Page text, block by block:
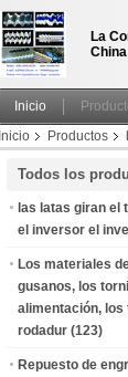
La
Inicio
Inicio
Productos
Todos los
las latas giran el
el inversor el
Los materiales
gusanos, los
alimentación, los
rodadur (123)
Repuesto de